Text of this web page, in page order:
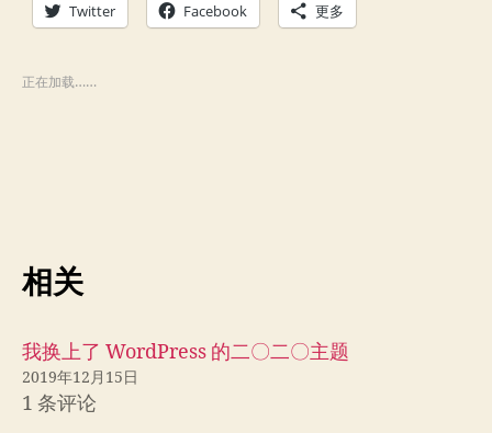
Twitter Facebook 更多
正在加载……
相关
我换上了 WordPress 的二〇二〇主题
2019年12月15日
1 条评论